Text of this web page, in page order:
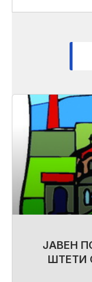
ЈАВЕН
ШТЕТИ